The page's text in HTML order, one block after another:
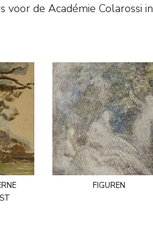
de Académie Colarossi in
figuren